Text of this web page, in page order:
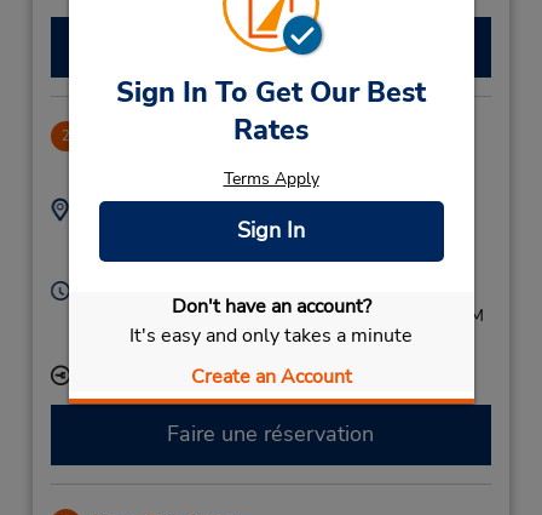
Sign In To Get Our Best
Rates
Terms Apply
Sign In
Don't have an account?
It's easy and only takes a minute
Create an Account
Faire une réservation
2
Adresse :
Kiruna, 98130, Sweden
Téléphone :
Sun 9:00 AM - 5:00 PM; Mon - Fri 7:00 AM - 5:00 PM
Free pickup service available
Succursale avec boîte de dépôt des clés
Faire une réservation